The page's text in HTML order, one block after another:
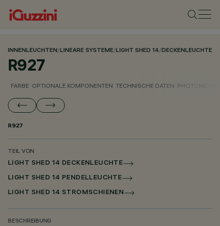
INNENLEUCHTEN/LINEARE SYSTEME/LIGHT SHED 14/DECKENLEUCHTE
R927
FARBE OPTIONALE KOMPONENTEN TECHNISCHE DATEN
R927
TEIL VON
LIGHT SHED 14 DECKENLEUCHTE
LIGHT SHED 14 PENDELLEUCHTE
LIGHT SHED 14 STROMSCHIENEN
BESCHREIBUNG